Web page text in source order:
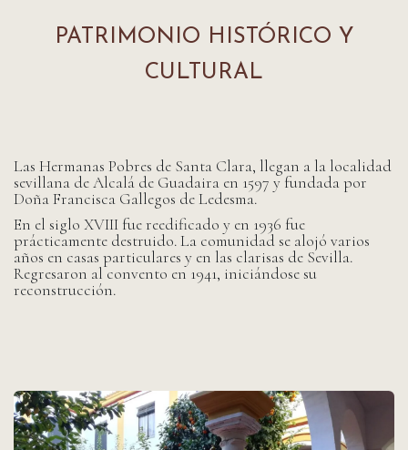
PATRIMONIO HISTÓRICO Y
CULTURAL
Las Hermanas Pobres de Santa Clara, llegan a la localidad
sevillana de Alcalá de Guadaira en 1597 y fundada por
Doña Francisca Gallegos de Ledesma.
En el siglo XVIII fue reedificado y en 1936 fue
prácticamente destruido. La comunidad se alojó varios
años en casas particulares y en las clarisas de Sevilla.
Regresaron al convento en 1941, iniciándose su
reconstrucción.